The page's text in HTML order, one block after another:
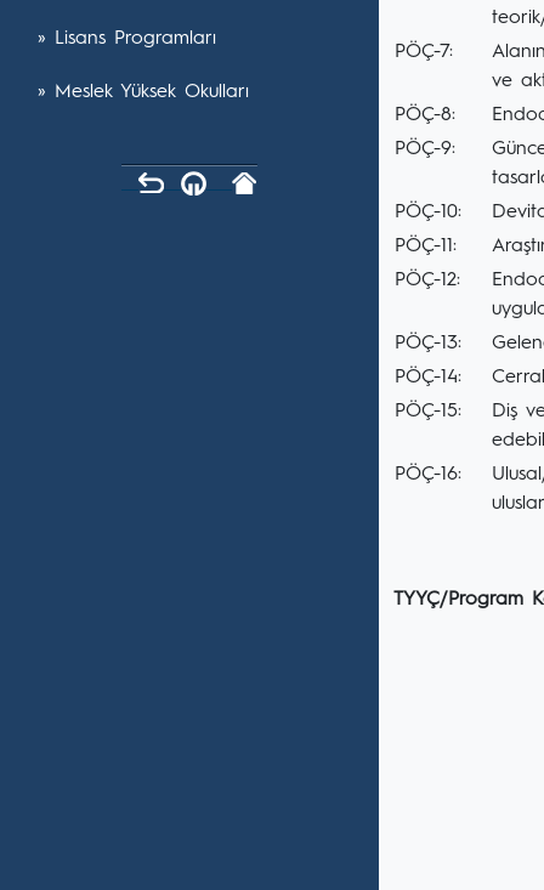
» Lisans Programları
» Meslek Yüksek Okulları
PÖÇ-7:
ve
PÖÇ-8:
PÖÇ-9:
PÖÇ-10:
PÖÇ-11:
PÖÇ-12:
PÖÇ-13:
PÖÇ-14:
PÖÇ-15:
Diş
PÖÇ-16:
TYYÇ/Program